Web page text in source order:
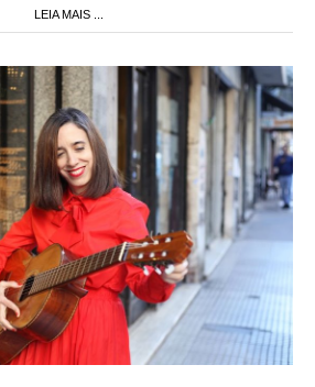
LEIA MAIS ...